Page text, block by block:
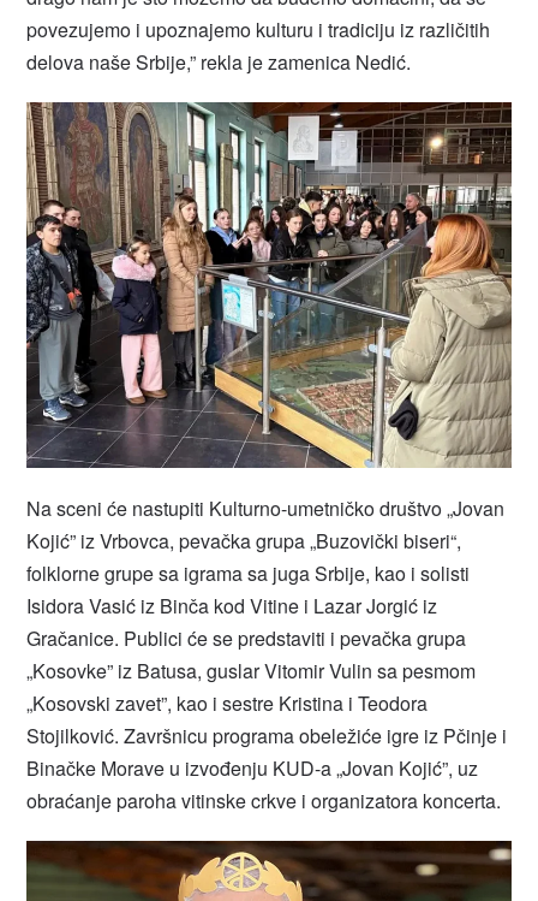
povezujemo i upoznajemo kulturu i tradiciju iz različitih
delova naše Srbije,” rekla je zamenica Nedić.
Na sceni će nastupiti Kulturno-umetničko društvo „Jovan
Kojić” iz Vrbovca, pevačka grupa „Buzovički biseri“,
folklorne grupe sa igrama sa juga Srbije, kao i solisti
Isidora Vasić iz Binča kod Vitine i Lazar Jorgić iz
Gračanice. Publici će se predstaviti i pevačka grupa
„Kosovke” iz Batusa, guslar Vitomir Vulin sa pesmom
„Kosovski zavet”, kao i sestre Kristina i Teodora
Stojilković. Završnicu programa obeležiće igre iz Pčinje i
Binačke Morave u izvođenju KUD-a „Jovan Kojić”, uz
obraćanje paroha vitinske crkve i organizatora koncerta.